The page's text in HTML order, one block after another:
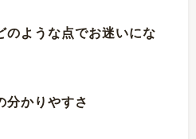
のような点でお迷いにな
分かりやすさ